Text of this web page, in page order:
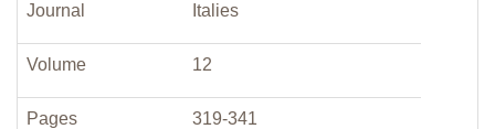
Journal Italies
Volume 12
Pages 319-341